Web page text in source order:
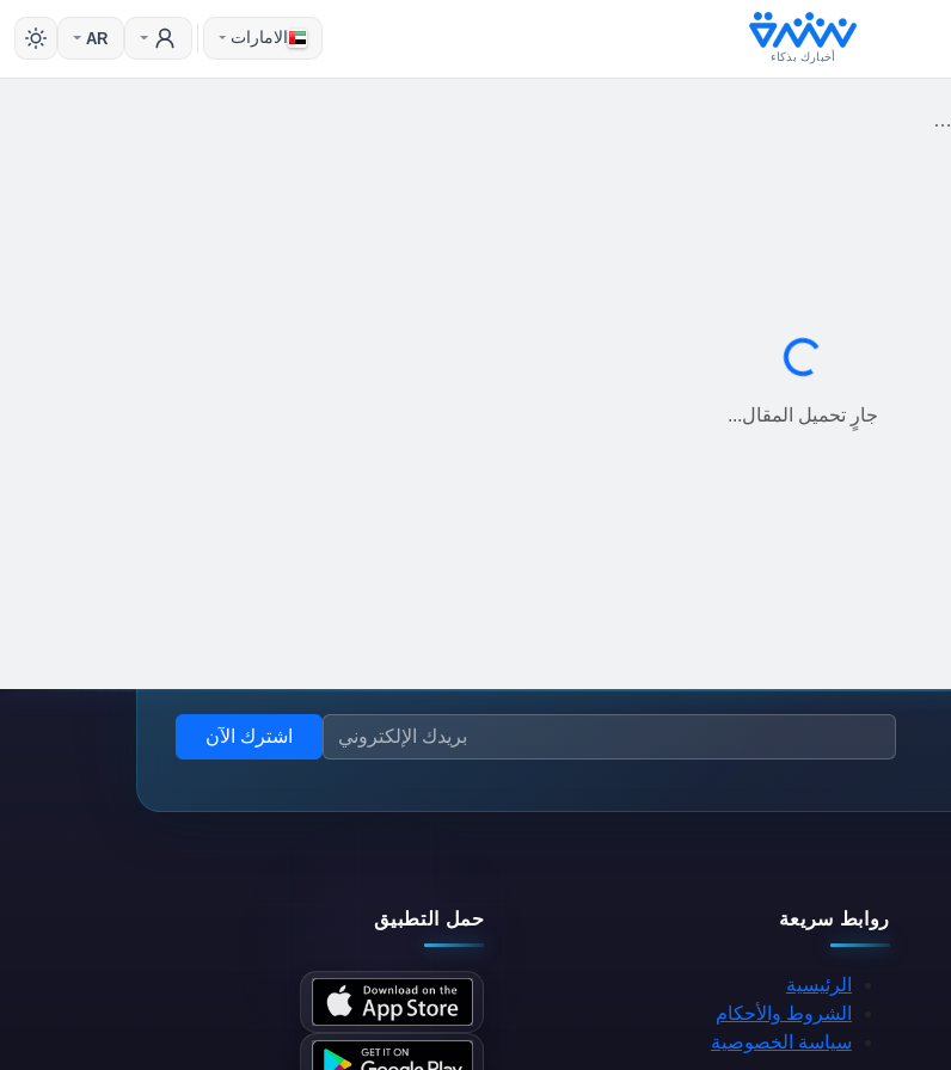
أخبارك بذكاء
الامارات AR
جارٍ التحميل...
جارٍ تحميل المقال...
اشترك الآن
روابط سريعة
الرئيسية
الشروط والأحكام
سياسة الخصوصية
حمل التطبيق